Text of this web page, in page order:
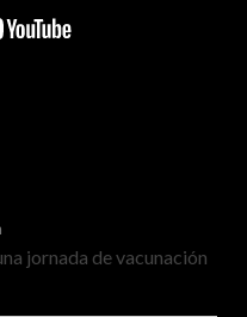
jornada de vacunación